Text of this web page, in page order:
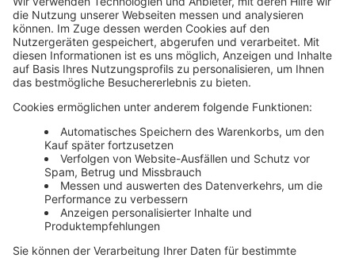
Themenwelten und Produktschulungen
Haufe Group